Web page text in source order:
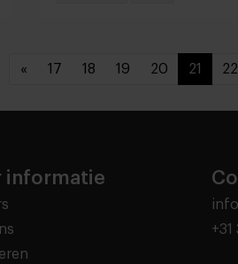
« 17 18 19 20 21 22
informatie
+31